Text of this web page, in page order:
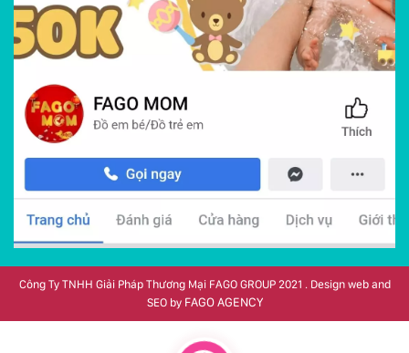
Công Ty TNHH Giải Pháp Thương Mại FAGO GROUP 2021 . Design web and
SEO by FAGO AGENCY